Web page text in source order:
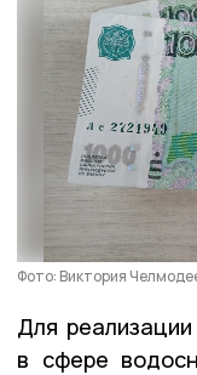
Фото: Виктория
Для
в сфере